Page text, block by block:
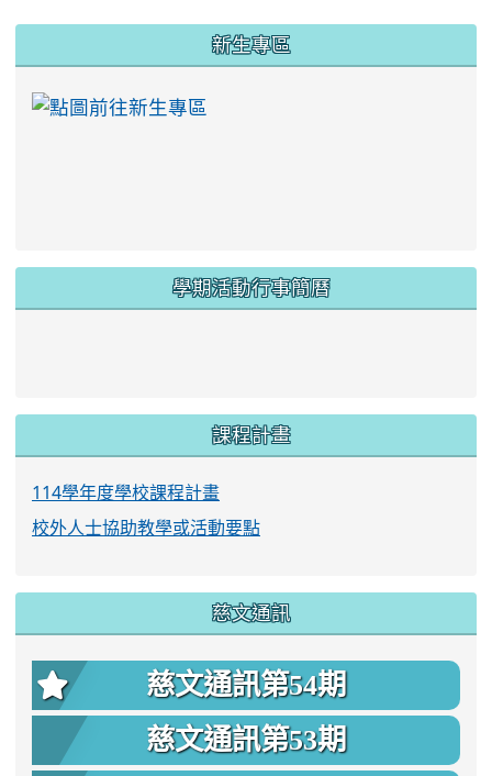
::: 新生專區
學期活動行事簡曆
課程計畫
114學年度學校課程計畫
校外人士協助教學或活動要點
慈文通訊
慈文通訊第54期
慈文通訊第53期